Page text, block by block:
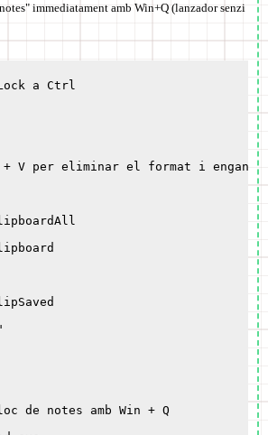
immediatament amb Win+Q (lanzador senzi
a Ctrl
V per eliminar el format i
de notes amb Win + Q